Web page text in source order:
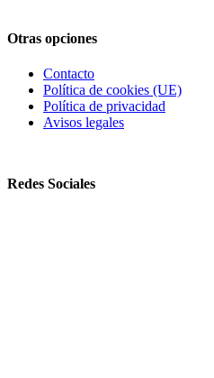
Otras opciones
Contacto
Política de cookies (UE)
Política de privacidad
Avisos legales
Redes Sociales